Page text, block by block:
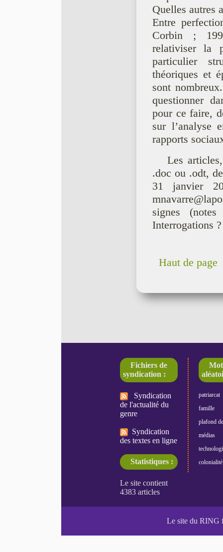
Quelles autres
Entre
Corbin ;
relativiser la
particulier
théoriques et
sont
questionner
pour ce faire,
sur l’analyse
rapports
Les
.doc ou .odt,
31 janvier
signes
Interrogations ?
Haut de page
Fichiers de
syndication :
Syndication
de l'actualité du
genre
Syndication
des textes en ligne
Statistiques :
patriarcat
famille
plafond
médias
colonialité
Le site du RING